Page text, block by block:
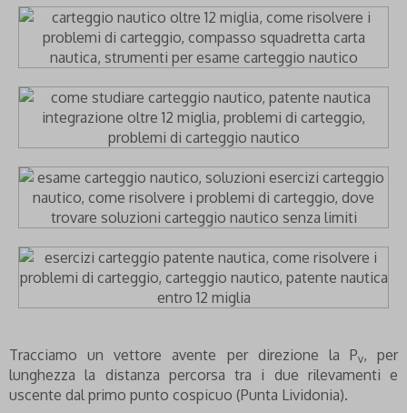
Tracciamo un vettore avente per direzione la Pv, per
lunghezza la distanza percorsa tra i due rilevamenti e
uscente dal primo punto cospicuo (Punta Lividonia).